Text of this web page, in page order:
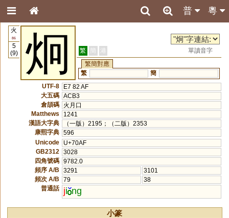
粵
普
火
86
5
(9)
炯 繁 簡 港
單讀音字
繁簡對應
繁
簡
UTF-8
E7 82 AF
大五碼 ACB3
倉頡碼
火月口
Matthews
1241
漢語大字典
（一版）2195；（二版）2353
康熙字典 596
Unicode
U+70AF
GB2312
3028
四角號碼 9782.0
頻序 A/B
3291
3101
頻次 A/B
79
38
普通話
ji ng
小篆